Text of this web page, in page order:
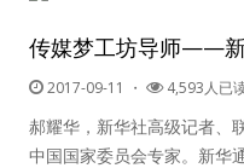
传媒梦工坊导师——
2017-09-11 ・ 4,593人已
郝耀华，新华社高级记者、
中国国家委员会专家。新华